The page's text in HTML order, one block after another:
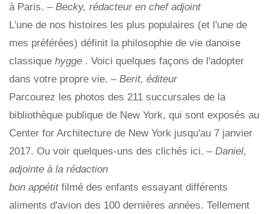
à Paris. – Becky, rédacteur en chef adjoint
L'une de nos histoires les plus populaires (et l'une de
mes préférées) définit la philosophie de vie danoise
classique hygge . Voici quelques façons de l'adopter
dans votre propre vie. – Berit, éditeur
Parcourez les photos des 211 succursales de la
bibliothèque publique de New York, qui sont exposés au
Center for Architecture de New York jusqu'au 7 janvier
2017. Ou voir quelques-uns des clichés ici. – Daniel,
adjointe à la rédaction
bon appétit filmé des enfants essayant différents
aliments d'avion des 100 dernières années. Tellement